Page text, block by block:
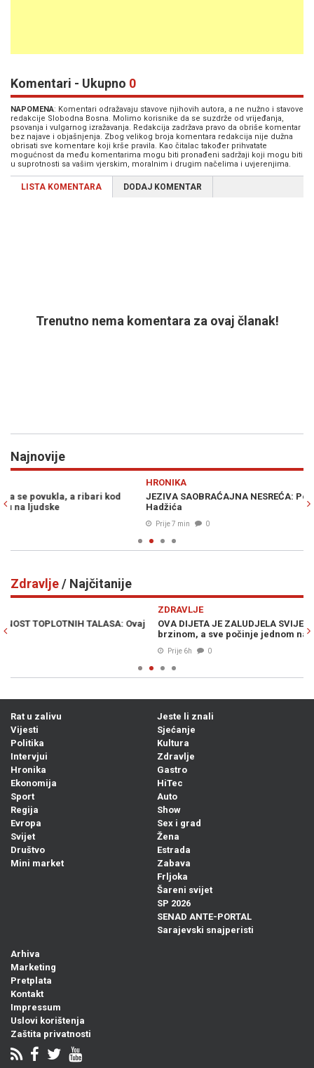
Komentari - Ukupno 0
NAPOMENA: Komentari odražavaju stavove njihovih autora, a ne nužno i stavove
redakcije Slobodna Bosna. Molimo korisnike da se suzdrže od vrijeđanja,
psovanja i vulgarnog izražavanja. Redakcija zadržava pravo da obriše komentar
bez najave i objašnjenja. Zbog velikog broja komentara redakcija nije dužna
obrisati sve komentare koji krše pravila. Kao čitalac također prihvatate
mogućnost da među komentarima mogu biti pronađeni sadržaji koji mogu biti
u suprotnosti sa vašim vjerskim, moralnim i drugim načelima i uvjerenjima.
LISTA KOMENTARA DODAJ KOMENTAR
Trenutno nema komentara za ovaj članak!
Najnovije
JEZIVA SAOBRAĆAJNA NESREĆA: Poginuo motociklista kod
Hadžića
Zdravlje/ Najčitanije
OVA DIJETA JE ZALUDJELA SVIJET: Kilogrami se tope velikom
brzinom, a sve počinje jednom namirnicom
Rat u zalivu
Vijesti
Politika
Intervjui
Hronika
Ekonomija
Sport
Regija
Evropa
Svijet
Društvo
Mini market
Jeste li znali
Sjećanje
Kultura
Zdravlje
Gastro
HiTec
Auto
Show
Sex i grad
Žena
Estrada
Zabava
Frljoka
Šareni svijet
SP 2026
SENAD ANTE-PORTAL
Sarajevski snajperisti
Arhiva
Marketing
Pretplata
Kontakt
Impressum
Uslovi korištenja
Zaštita privatnosti